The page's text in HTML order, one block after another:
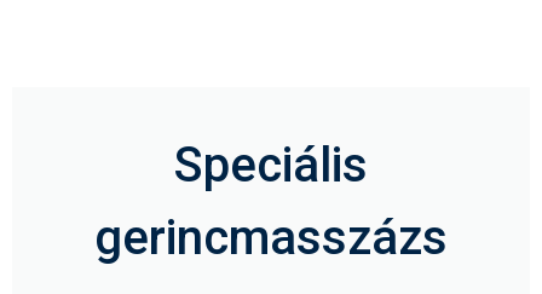
Speciális
gerincmasszázs